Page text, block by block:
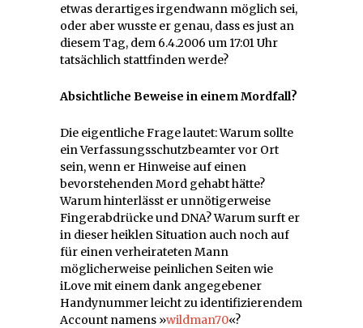
etwas derartiges irgendwann möglich sei,
oder aber wusste er genau, dass es just an
diesem Tag, dem 6.4.2006 um 17:01 Uhr
tatsächlich stattfinden werde?
Absichtliche Beweise in einem Mordfall?
Die eigentliche Frage lautet: Warum sollte
ein Verfassungsschutzbeamter vor Ort
sein, wenn er Hinweise auf einen
bevorstehenden Mord gehabt hätte?
Warum hinterlässt er unnötigerweise
Fingerabdrücke und DNA? Warum surft er
in dieser heiklen Situation auch noch auf
für einen verheirateten Mann
möglicherweise peinlichen Seiten wie
iLove mit einem dank angegebener
Handynummer leicht zu identifizierendem
Account namens »wildman70«?